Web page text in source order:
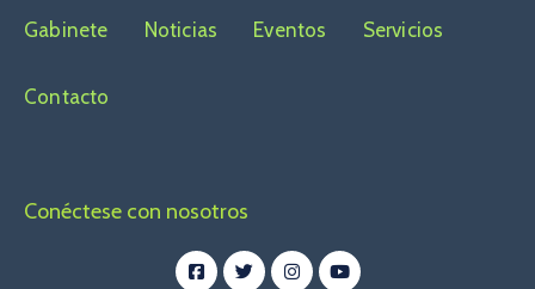
Gabinete Noticias Eventos Servicios
Contacto
Conéctese con nosotros